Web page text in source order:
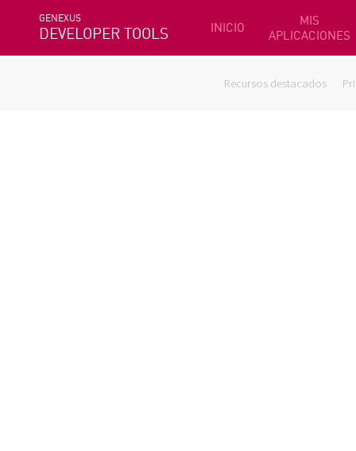
GENEXUS
DEVELOPER TOOLS INICIO
MIS
APLICACIONES
Recursos destacados